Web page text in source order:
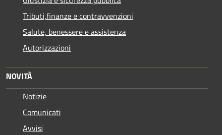
Tributi,finanze e contravvenzioni
Salute, benessere e assistenza
Autorizzazioni
NOVITÀ
Notizie
Comunicati
Avvisi